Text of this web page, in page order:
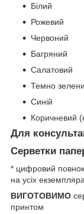
Білий
Рожевий
Червоний
Багряний
Салатовий
Темно
Синій
Коричневий
Для
Серветки
* цифровий
на усіх
ВИГОТОВИМО
принтом